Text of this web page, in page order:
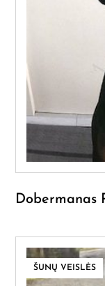
Dobermanas
ŠUNŲ VEISLĖS